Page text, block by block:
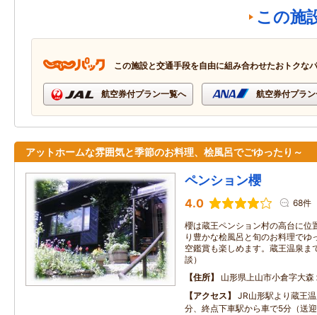
この施
この施設と交通手段を自由に組み合わせたおトクな
航空券付プラン一覧へ 航空券付プラ
アットホームな雰囲気と季節のお料理、桧風呂でごゆったり～
ペンション櫻
4.0 68件
櫻は蔵王ペンション村の高台に位
り豊かな桧風呂と旬のお料理でゆ
空鑑賞も楽しめます。蔵王温泉ま
談）
住所
山形県上山市小倉字大
アクセス
JR山形駅より蔵王
分、終点下車駅から車で5分（送